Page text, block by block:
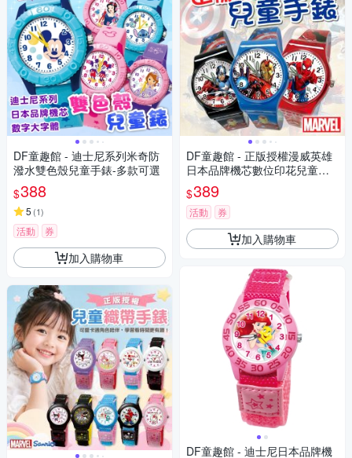
DF童趣館 - 迪士尼系列米奇防
潑水雙色殼兒童手錶-多款可選
$388
5 (1)
活動 券
加入購物車
DF童趣館 - 正版授權漫威英雄
日本品牌機芯數位印花兒童手
錶
$389
活動 券
加入購物車
DF童趣館 - 迪士尼日本品牌機